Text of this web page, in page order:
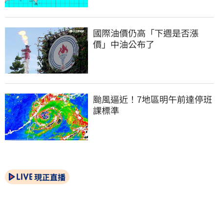
國際油價仍高「下週是否漲
價」中油公布了
颱風逼近！7地區明午前達停班
課標準
現正直播